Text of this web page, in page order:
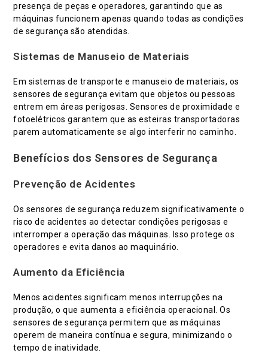
presença de peças e operadores, garantindo que as
máquinas funcionem apenas quando todas as condições
de segurança são atendidas.
Sistemas de Manuseio de Materiais
Em sistemas de transporte e manuseio de materiais, os
sensores de segurança evitam que objetos ou pessoas
entrem em áreas perigosas. Sensores de proximidade e
fotoelétricos garantem que as esteiras transportadoras
parem automaticamente se algo interferir no caminho.
Benefícios dos Sensores de Segurança
Prevenção de Acidentes
Os sensores de segurança reduzem significativamente o
risco de acidentes ao detectar condições perigosas e
interromper a operação das máquinas. Isso protege os
operadores e evita danos ao maquinário.
Aumento da Eficiência
Menos acidentes significam menos interrupções na
produção, o que aumenta a eficiência operacional. Os
sensores de segurança permitem que as máquinas
operem de maneira contínua e segura, minimizando o
tempo de inatividade.